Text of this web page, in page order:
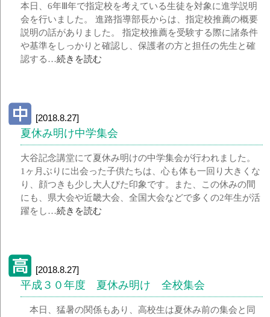
本日、6年Ⅲ年で指定校を考えている生徒を対象に進学説明
会を行いました。 進路指導部長からは、指定校推薦の概要
説明の話がありました。 指定校推薦を受験する際に諸条件
や基準をしっかりと確認し、保護者の方と担任の先生と確
認する…続きを読む
[2018.8.27]
夏休み明け中学集会
大谷記念講堂にて夏休み明けの中学集会が行われました。
1ヶ月ぶりに出会った子供たちは、心も体も一回り大きくな
り、顔つきも少し大人びた印象です。また、この休みの間
にも、県大会や近畿大会、全国大会などで多くの2年生が活
躍をし…続きを読む
[2018.8.27]
平成３０年度 夏休み明け 全校集会
本日、猛暑の関係もあり、高校生は夏休み前の集会と同